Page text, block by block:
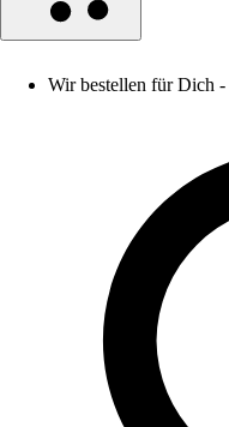
Wir bestellen für Dich